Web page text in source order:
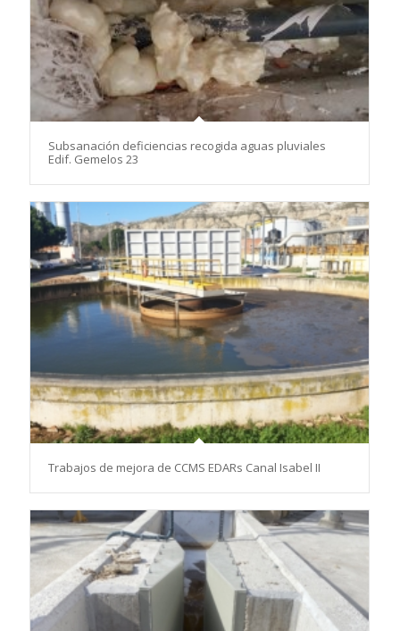
Subsanación deficiencias recogida aguas pluviales
Edif. Gemelos 23
Trabajos de mejora de CCMS EDARs Canal Isabel II